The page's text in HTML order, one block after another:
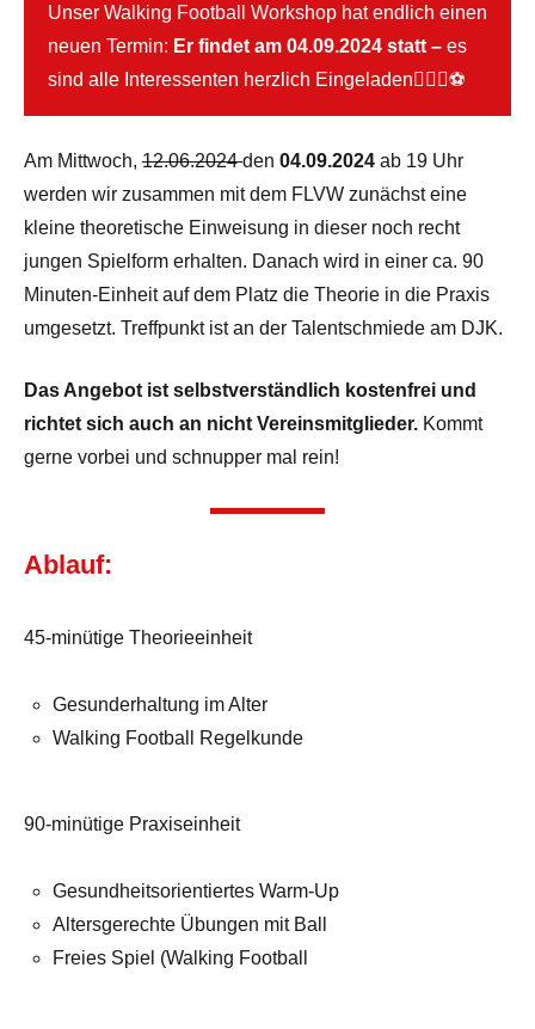
Unser Walking Football Workshop hat endlich einen
neuen Termin: Er findet am 04.09.2024 statt – es
sind alle Interessenten herzlich Eingeladen🏃🏼‍♂️⚽
Am Mittwoch, 12.06.2024den 04.09.2024 ab 19 Uhr
werden wir zusammen mit dem FLVW zunächst eine
kleine theoretische Einweisung in dieser noch recht
jungen Spielform erhalten. Danach wird in einer ca. 90
Minuten-Einheit auf dem Platz die Theorie in die Praxis
umgesetzt. Treffpunkt ist an der Talentschmiede am DJK.
Das Angebot ist selbstverständlich kostenfrei und
richtet sich auch an nicht Vereinsmitglieder. Kommt
gerne vorbei und schnupper mal rein!
Ablauf:
45-minütige Theorieeinheit
Gesunderhaltung im Alter
Walking Football Regelkunde
90-minütige Praxiseinheit
Gesundheitsorientiertes Warm-Up
Altersgerechte Übungen mit Ball
Freies Spiel (Walking Football